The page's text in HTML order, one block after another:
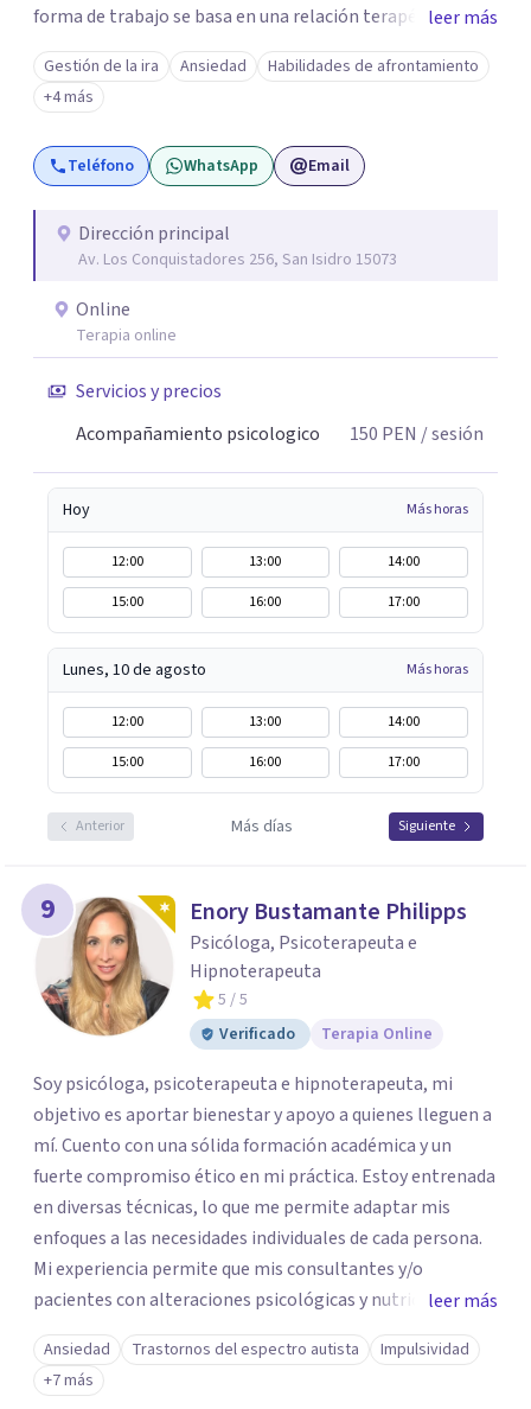
forma de trabajo se basa en una relación terapéutica
cercana, genuina y respetuosa, donde puedas expresarte
con libertad, sin juicios y a tu propio ritmo.
leer más
Gestión de la ira Ansiedad
Habilidades de afrontamiento
+4 más
Teléfono WhatsApp Email
Dirección principal
Av. Los Conquistadores 256, San Isidro 15073
Online
Terapia online
Servicios y precios
Acompañamiento psicologico
150 PEN / sesión
Hoy Más horas
12:00 13:00
14:00
15:00
16:00 17:00
Lunes, 10 de agosto Más horas
12:00 13:00
14:00
15:00
16:00 17:00
Anterior Más días Siguiente
9 Enory Bustamante Philipps
Psicóloga, Psicoterapeuta e
Hipnoterapeuta
5 / 5
Verificado
Terapia Online
Soy psicóloga, psicoterapeuta e hipnoterapeuta, mi
objetivo es aportar bienestar y apoyo a quienes lleguen a
mí. Cuento con una sólida formación académica y un
fuerte compromiso ético en mi práctica. Estoy entrenada
en diversas técnicas, lo que me permite adaptar mis
enfoques a las necesidades individuales de cada persona.
Mi experiencia permite que mis consultantes y/o
pacientes con alteraciones psicológicas y nutricionales
regresen al equilibrio emocional y físico deseado. Me
considero empática y me esfuerzo por establecer
relaciones terapéuticas efectivas, facilitando un espacio
leer más
Ansiedad Trastornos del espectro autista
Impulsividad
+7 más